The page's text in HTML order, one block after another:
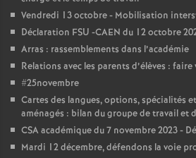
Vendredi 13 octobre - Mobilisation
Déclaration FSU -CAEN du 12 octobre
Arras : rassemblements dans l’académie
Relations avec les parents d’élèves :
#25novembre
Cartes des langues, options, spécialités
aménagés : bilan du groupe de travail et
CSA académique du 7 novembre 2023 -
Mardi 12 décembre, défendons la voie